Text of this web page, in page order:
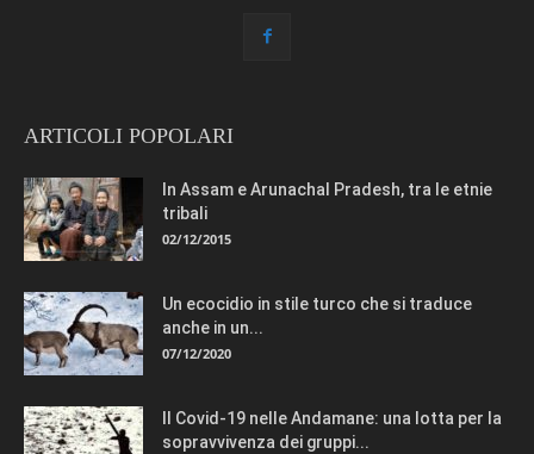
ARTICOLI POPOLARI
In Assam e Arunachal Pradesh, tra le etnie
tribali
02/12/2015
Un ecocidio in stile turco che si traduce
anche in un...
07/12/2020
Il Covid-19 nelle Andamane: una lotta per la
sopravvivenza dei gruppi...